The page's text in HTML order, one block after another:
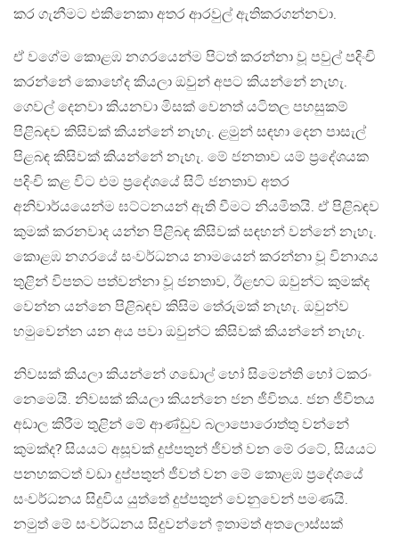
කර ගැනීමට එකිනෙකා අතර ආරවුල් ඇතිකරගන්නවා.
ඒ වගේම කොළඹ නගරයෙන්ම පිටත් කරන්නා වූ පවුල් පදිංචි
කරන්නේ කොහේද කියලා ඔවුන් අපට කියන්නේ නැහැ.
ගෙවල් දෙනවා කියනවා මිසක් වෙනත් යටිතල පහසුකම්
පිළිබඳව කිසිවක් කියන්නේ නැහැ. ළමුන් සඳහා දෙන පාසැල්
පිළබඳ කිසිවක් කියන්නේ නැහැ. මේ ජනතාව යම් ප්‍රදේශයක
පදිංචි කළ විට එම ප්‍රදේශයේ සිටි ජනතාව අතර
අනිවාර්යයෙන්ම ඝට්ටනයන් ඇති වීමට නියමිතයි. ඒ පිළිබඳව
කුමක් කරනවාද යන්න පිළිබඳ කිසිවක් සඳහන් වන්නේ නැහැ.
කොළඹ නගරයේ සංවර්ධනය නාමයෙන් කරන්නා වූ විනාශය
තුළින් විපතට පත්වන්නා වූ ජනතාව, ඊළඟට ඔවුන්ට කුමක්ද
වෙන්න යන්නෙ පිළිබඳව කිසිම තේරුමක් නැහැ. ඔවුන්ව
හමුවෙන්න යන අය පවා ඔවුන්ට කිසිවක් කියන්නේ නැහැ.
නිවසක් කියලා කියන්නේ ගඩොල් හෝ සිමෙන්ති හෝ ටකරං
නෙමෙයි. නිවසක් කියලා කියන්නෙ ජන ජීවිතය. ජන ජීවිතය
අඩාල කිරීම තුළින් මේ ආණ්ඩුව බලාපොරොත්තු වන්නේ
කුමක්ද? සියයට අසූවක් දුප්පතුන් ජීවත් වන මේ රටේ, සියයට
පනහකටත් වඩා දුප්පතුන් ජීවත් වන මේ කොළඹ ප්‍රදේශයේ
සංවර්ධනය සිදුවිය යුත්තේ දුප්පතුන් වෙනුවෙන් පමණයි.
නමුත් මේ සංවර්ධනය සිදුවන්නේ ඉතාමත් අතලොස්සක්